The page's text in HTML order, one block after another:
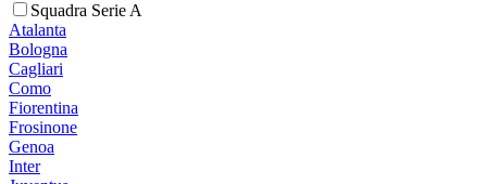
Squadra Serie A
Atalanta
Bologna
Cagliari
Como
Fiorentina
Frosinone
Genoa
Inter